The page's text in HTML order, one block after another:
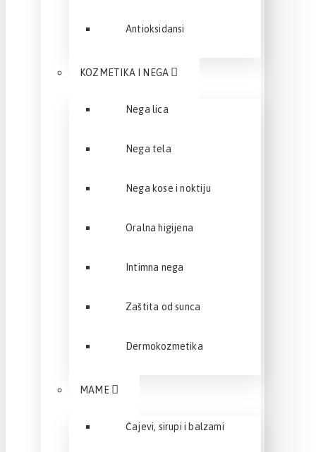
Antioksidansi
KOZMETIKA I NEGA
Nega lica
Nega tela
Nega kose i noktiju
Oralna higijena
Intimna nega
Zaštita od sunca
Dermokozmetika
MAME
Čajevi, sirupi i balzami